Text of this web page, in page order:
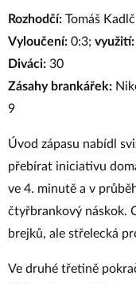
Rozhodčí: Tomáš
Vyloučení: 0:3; využití:
Diváci: 30
Zásahy brankářek:
9
Úvod zápasu nabídl
přebírat iniciativu
ve 4. minutě a v
čtyřbrankový náskok.
brejků, ale střelecká
Ve druhé třetině